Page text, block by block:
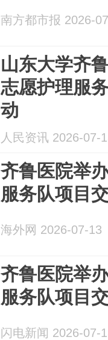
南方都市报 2026-
山东大学齐
志愿护理服
动
人民资讯 2026-07-
齐鲁医院举
服务队项目
海外网 2026-07-13
齐鲁医院举
服务队项目
闪电新闻 2026-07-